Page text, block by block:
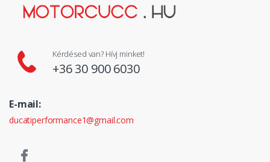
Kérdésed van? Hívj minket!
+36 30 900 6030
E-mail:
ducatiperformance1@gmail.com